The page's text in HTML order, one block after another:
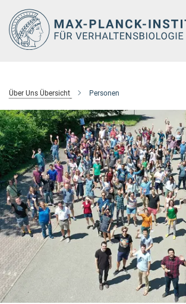
Hauptinhalt
Über Uns Übersicht Personen